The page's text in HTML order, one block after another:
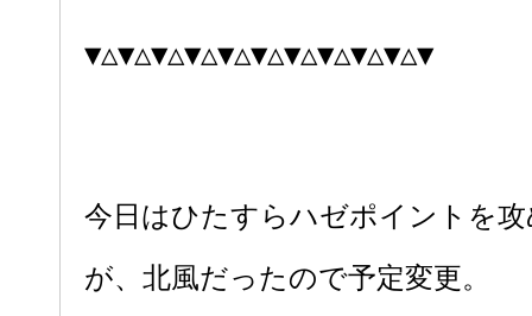
▼△▼△▼△▼△▼△▼△▼△▼△▼△▼△▼
今日はひたすらハゼポイントを
が、北風だったので予定変更。